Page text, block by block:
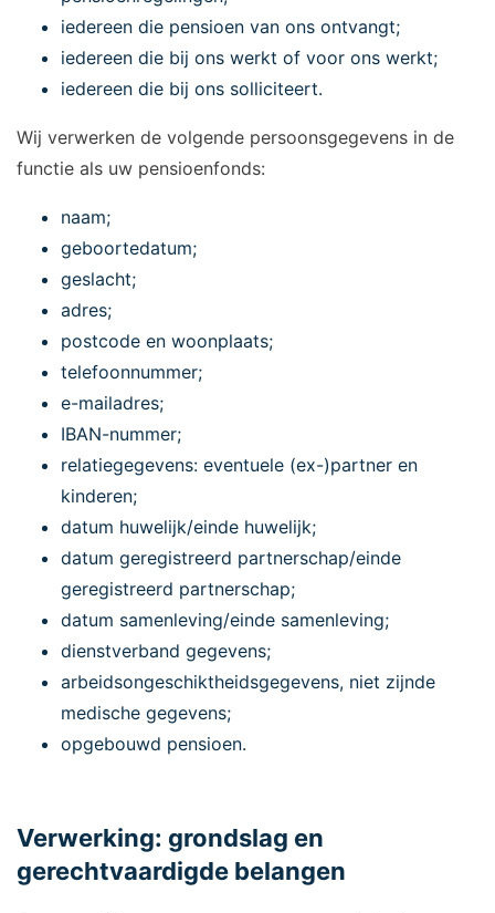
iedereen die pensioen van ons ontvangt;
iedereen die bij ons werkt of voor ons werkt;
iedereen die bij ons solliciteert.
Wij verwerken de volgende persoonsgegevens in de
functie als uw pensioenfonds:
naam;
geboortedatum;
geslacht;
adres;
postcode en woonplaats;
telefoonnummer;
e-mailadres;
IBAN-nummer;
relatiegegevens: eventuele (ex-)partner en
kinderen;
datum huwelijk/einde huwelijk;
datum geregistreerd partnerschap/einde
geregistreerd partnerschap;
datum samenleving/einde samenleving;
dienstverband gegevens;
arbeidsongeschiktheidsgegevens, niet zijnde
medische gegevens;
opgebouwd pensioen.
Verwerking: grondslag en
gerechtvaardigde belangen